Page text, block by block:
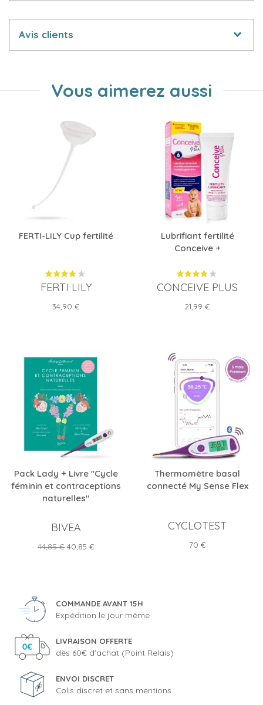
Avis clients
Vous aimerez aussi
FERTI-LILY Cup fertilité
FERTI LILY
Prix
34,90 €
Lubrifiant fertilité
Conceive +
CONCEIVE PLUS
Prix
21,99 €
Pack Lady + Livre "Cycle
féminin et contraceptions
naturelles"
BIVEA
Prix
44,85 € Prix
40,85 €
Thermomètre basal
connecté My Sense Flex
CYCLOTEST
Prix
70 €
COMMANDE AVANT 15H
Expédition le jour même
LIVRAISON OFFERTE
dès 60€ d'achat (Point Relais)
ENVOI DISCRET
Colis discret et sans mentions